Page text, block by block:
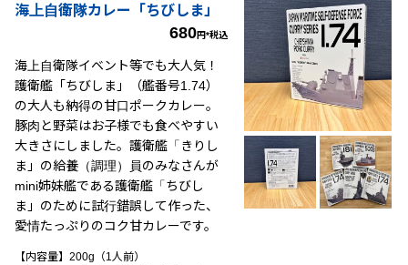
海上自衛隊カレー「ちびしま」
680円*税込
海上自衛隊イベント等でも大人気！
護衛艦「ちびしま」（艦番号1.74）
の大人も納得の甘口ポークカレー。
豚肉と野菜はお子様でも食べやすい
大きさにしました。護衛艦「きりし
ま」の給養（調理）員のみなさんが
mini姉妹艦である護衛艦「ちびし
ま」のために試行錯誤して作った、
愛情たっぷりのコク甘カレーです。
【内容量】200g（1人前）